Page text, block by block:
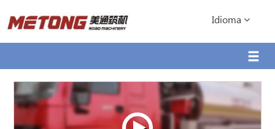
Idioma